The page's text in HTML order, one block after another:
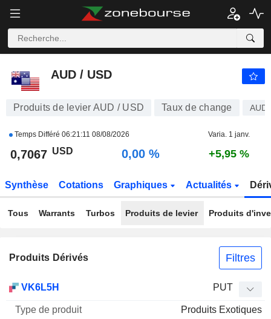
AUD / USD
AUD / USD
Produits de levier AUD / USD Taux de change
Temps Différé 06:21:11 08/08/2026 Varia. 1 janv.
0,7067 USD 0,00 % +5,95 %
Synthèse Cotations Graphiques Actualités
Tous Warrants Turbos Produits de levier Produits
Produits Dérivés Filtres
Mnemo Type produit
Cours
VK6L5H PUT
Produits Exotiques